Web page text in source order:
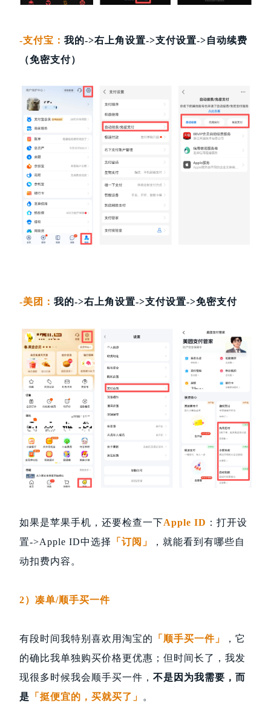
-支付宝： 我的->右上角设置->支付设置->自动续费
（免密支付）
-美团： 我的->右上角设置->支付设置->免密支付
如果是苹果手机，还要检查一下Apple ID ：打开设
置->Apple ID中选择
「订阅」
，就能看到有哪些自
动扣费内容。
2）凑单/顺手买一件
有段时间我特别喜欢用淘宝的 「顺手买一件」
，它
的确比我单独购买价格更优惠；但时间长了，我发
现很多时候我会顺手买一件， 不是因为我需要，而
是 「挺便宜的，买就买了」 。